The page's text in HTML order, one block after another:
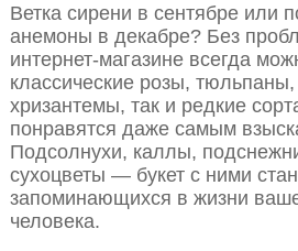
Ветка сирени в сентябре или
анемоны в декабре? Без
интернет-магазине всегда
классические розы,
хризантемы, так и редкие
понравятся даже самым
Подсолнухи, каллы,
сухоцветы — букет с ними
запоминающихся в жизни
человека.